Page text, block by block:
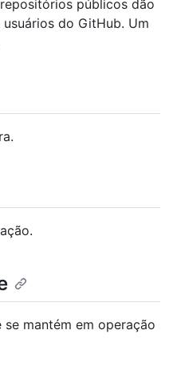
públicos dão
do GitHub. Um
mantém em operação